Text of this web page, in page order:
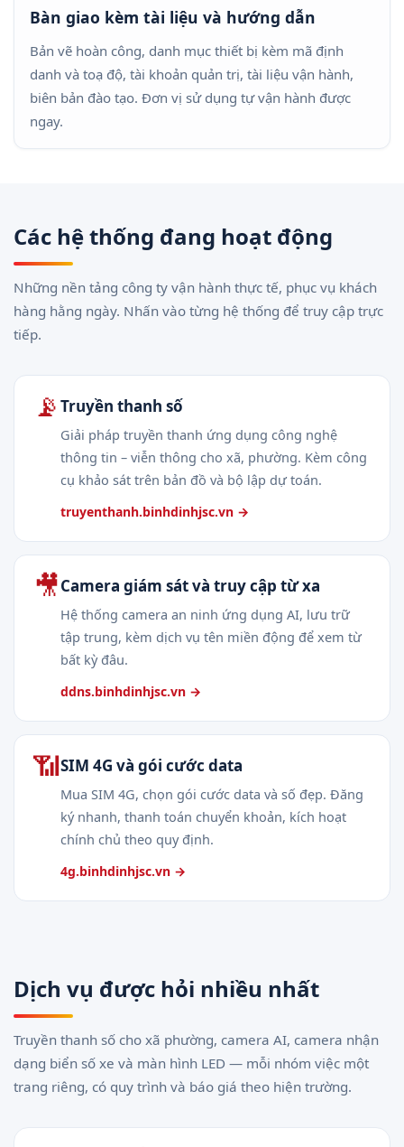
Bàn giao kèm tài liệu và hướng dẫn
Bản vẽ hoàn công, danh mục thiết bị kèm mã định
danh và toạ độ, tài khoản quản trị, tài liệu vận hành,
biên bản đào tạo. Đơn vị sử dụng tự vận hành được
ngay.
Các hệ thống đang hoạt động
Những nền tảng công ty vận hành thực tế, phục vụ khách
hàng hằng ngày. Nhấn vào từng hệ thống để truy cập trực
tiếp.
📡 Truyền thanh số
Giải pháp truyền thanh ứng dụng công nghệ
thông tin – viễn thông cho xã, phường. Kèm công
cụ khảo sát trên bản đồ và bộ lập dự toán.
truyenthanh.binhdinhjsc.vn →
🎥Camera giám sát và truy cập từ xa
Hệ thống camera an ninh ứng dụng AI, lưu trữ
tập trung, kèm dịch vụ tên miền động để xem từ
bất kỳ đâu.
ddns.binhdinhjsc.vn →
📶SIM 4G và gói cước data
Mua SIM 4G, chọn gói cước data và số đẹp. Đăng
ký nhanh, thanh toán chuyển khoản, kích hoạt
chính chủ theo quy định.
4g.binhdinhjsc.vn →
Dịch vụ được hỏi nhiều nhất
Truyền thanh số cho xã phường, camera AI, camera nhận
dạng biển số xe và màn hình LED — mỗi nhóm việc một
trang riêng, có quy trình và báo giá theo hiện trường.